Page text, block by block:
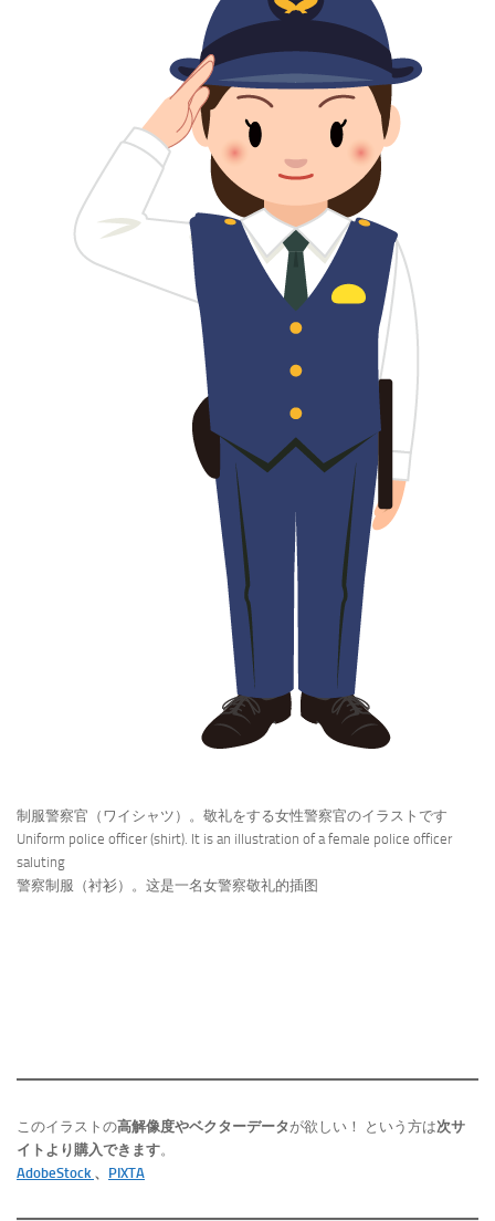
制服警察官（ワイシャツ）。敬礼をする女性警察官のイラストです
Uniform police officer (shirt). It is an illustration of a female police officer
saluting
警察制服（衬衫）。这是一名女警察敬礼的插图
このイラストの高解像度やベクターデータが欲しい！ という方は次サ
イトより購入できます。
AdobeStock 、 PIXTA